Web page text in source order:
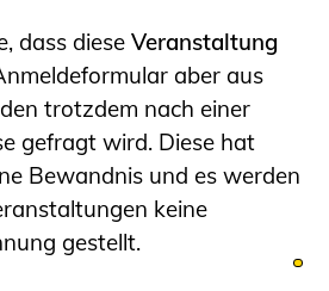
dass dieseVeranstaltung
aber aus
trotzdem nach einer
gefragt wird. Diese hat
Bewandnis und es werden
keine
gestellt.